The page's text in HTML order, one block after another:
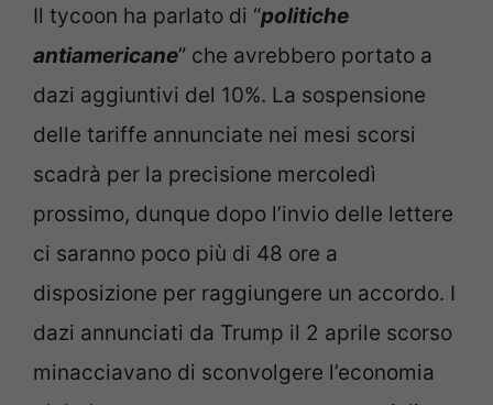
Il tycoon ha parlato di “politiche
antiamericane” che avrebbero portato a
dazi aggiuntivi del 10%. La sospensione
delle tariffe annunciate nei mesi scorsi
scadrà per la precisione mercoledì
prossimo, dunque dopo l’invio delle lettere
ci saranno poco più di 48 ore a
disposizione per raggiungere un accordo. I
dazi annunciati da Trump il 2 aprile scorso
minacciavano di sconvolgere l’economia